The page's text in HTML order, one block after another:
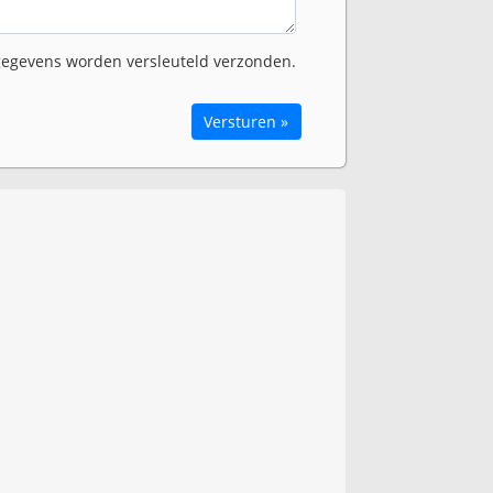
worden versleuteld verzonden.
Versturen »